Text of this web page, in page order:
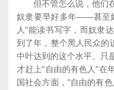
但不管怎么说，他们在
奴隶要早好多年——甚至
人"能读书写字，而奴隶
到了年，整个黑人民众的
中叶达到的这个水平。只
才赶上"自由的有色人"在
国社会方面，"自由的有